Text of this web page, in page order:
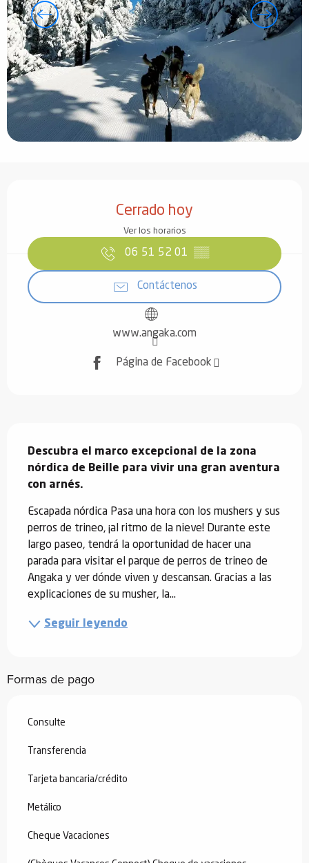
Cerrado hoy
Ver los horarios
06 51 52 01 ▒▒
Contáctenos
www.angaka.com
Página de Facebook
Descubra el marco excepcional de la zona
nórdica de Beille para vivir una gran aventura
con arnés.
Escapada nórdica Pasa una hora con los mushers y sus
perros de trineo, ¡al ritmo de la nieve! Durante este
largo paseo, tendrá la oportunidad de hacer una
parada para visitar el parque de perros de trineo de
Angaka y ver dónde viven y descansan. Gracias a las
explicaciones de su musher, la...
Seguir leyendo
Formas de pago
Consulte
Transferencia
Tarjeta bancaria/crédito
Metálico
Cheque Vacaciones